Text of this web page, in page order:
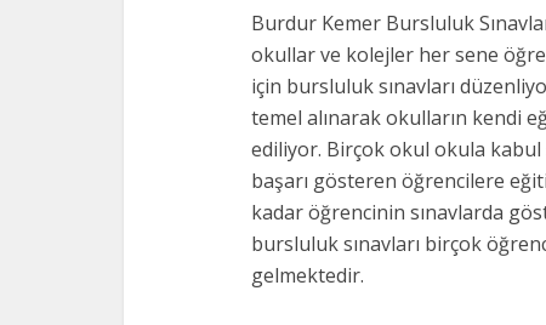
Burdur Kemer Bursluluk
okullar ve kolejler her sene
için bursluluk sınavları
temel alınarak okulların kendi
ediliyor. Birçok okul okula kabul
başarı gösteren öğrencilere
kadar öğrencinin sınavlarda
bursluluk sınavları birçok
gelmektedir.